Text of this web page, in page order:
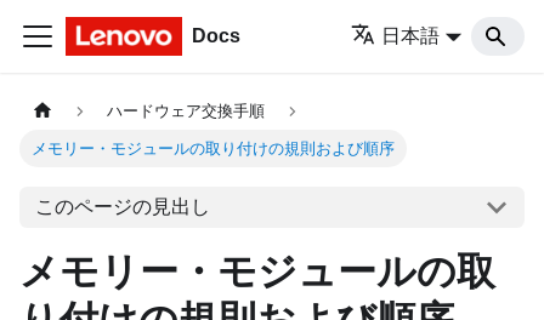
Docs 日本語
ハードウェア交換手順
メモリー・モジュールの取り付けの規則および順序
このページの見出し
メモリー・モジュールの取